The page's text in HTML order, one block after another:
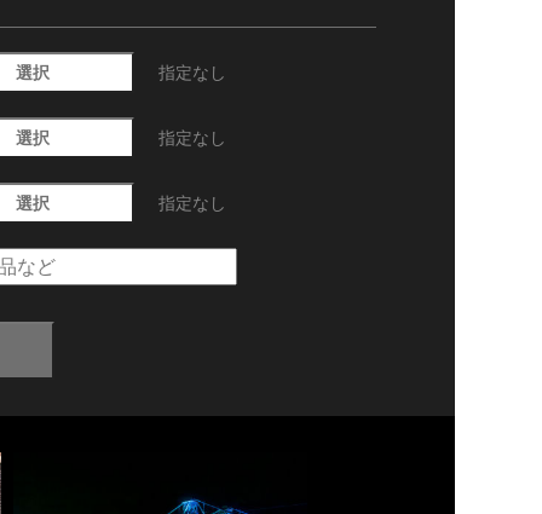
選択 指定なし
選択 指定なし
選択 指定なし